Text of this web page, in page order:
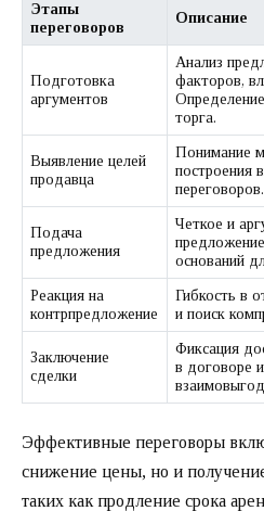
Этапы
переговоров
Описание
Подготовка
аргументов
Анализ
факторов,
торга.
Выявление целей
продавца
Понимание
построения
переговоров.
Подача
предложения
Четкое и
оснований
Реакция на
контрпредложение
Гибкость в
и поиск
Заключение
сделки
Фиксация
в договоре
Эффективные переговоры
снижение цены, но и
таких как продление срока